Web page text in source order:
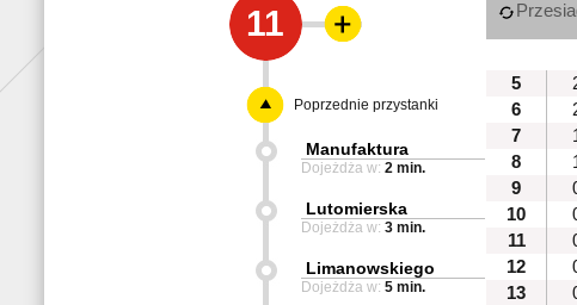
11
5
6
7
8
9
10
11
12
13
Poprzednie przystanki
Manufaktura
Dojeżdża w: 2 min.
Lutomierska
Dojeżdża w: 3 min.
Limanowskiego
Dojeżdża w: 5 min.